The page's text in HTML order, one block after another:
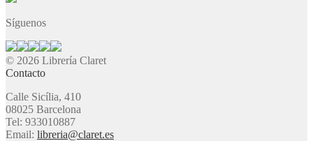
Síguenos
© 2026 Librería Claret
Contacto
Calle Sicília, 410
08025 Barcelona
Tel: 933010887
Email: libreria@claret.es